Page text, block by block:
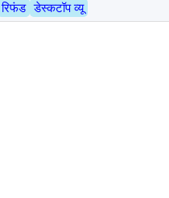
रिफंड डेस्कटॉप व्यू